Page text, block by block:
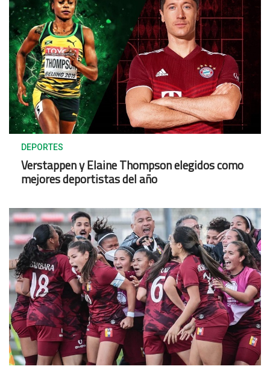
DEPORTES
Verstappen y Elaine Thompson elegidos como
mejores deportistas del año